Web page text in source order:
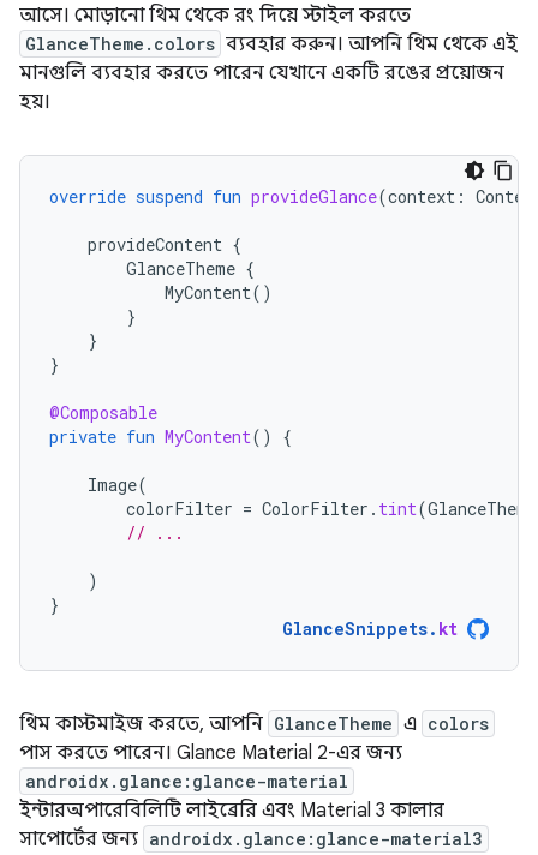
আসে। মোড়ানো থিম থেকে রং দিয়ে স্টাইল করতে
GlanceTheme.colors ব্যবহার করুন। আপনি থিম থেকে এই
মানগুলি ব্যবহার করতে পারেন যেখানে একটি রঙের প্রয়োজন
হয়।
override suspend fun provideGlance(context :
provideContent {
GlanceTheme {
MyContent()
}
}
}
@Composable
private fun MyContent() {
Image(
colorFilter = ColorFilter . tint(GlanceTheme
// ...
)
}
GlanceSnippets. kt
থিম কাস্টমাইজ করতে, আপনি GlanceTheme এ colors
পাস করতে পারেন। Glance Material 2-এর জন্য
androidx.glance:glance-material
ইন্টারঅপারেবিলিটি লাইব্রেরি এবং Material 3 কালার
সাপোর্টের জন্য androidx.glance:glance-material3